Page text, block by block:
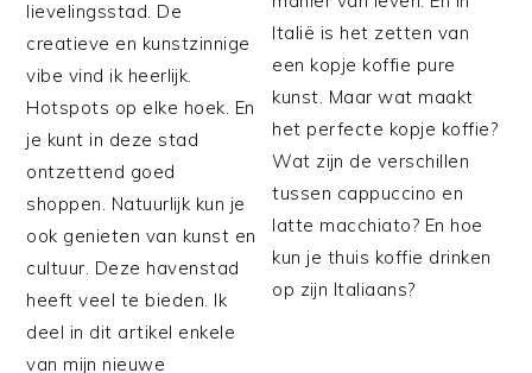
lievelingsstad. De
creatieve en kunstzinnige
vibe vind ik heerlijk.
Hotspots op elke hoek. En
je kunt in deze stad
ontzettend goed
shoppen. Natuurlijk kun je
ook genieten van kunst en
cultuur. Deze havenstad
heeft veel te bieden. Ik
deel in dit artikel enkele
van mijn nieuwe
Italië is het zetten van
een kopje koffie pure
kunst. Maar wat maakt
het perfecte kopje koffie?
Wat zijn de verschillen
tussen cappuccino en
latte macchiato? En hoe
kun je thuis koffie drinken
op zijn Italiaans?